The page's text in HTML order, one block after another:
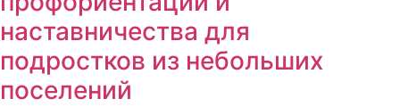
наставничества для
подростков из небольших
поселений